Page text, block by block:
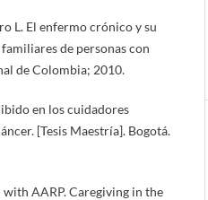
L. El enfermo crónico y su
de personas con
de Colombia; 2010.
en los cuidadores
[Tesis Maestría]. Bogotá.
AARP. Caregiving in the